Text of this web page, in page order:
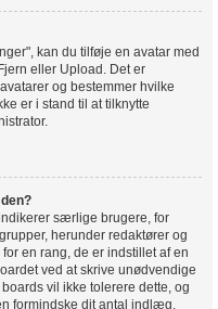
kan du tilføje en avatar med
eller Upload. Det er
og bestemmer hvilke
er i stand til at tilknytte
særlige brugere, for
herunder redaktører og
en rang, de er indstillet af en
ved at skrive unødvendige
vil ikke tolerere dette, og
formindske dit antal indlæg.